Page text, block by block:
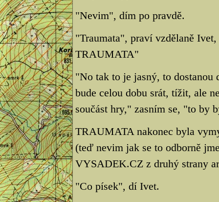
"Nevim", dím po pravdě.
"Traumata", praví vzdělaně
TRAUMATA"
"No tak to je jasný, to dostanou
bude celou dobu srát, tížit, ale
součást hry," zasním se, "to by
TRAUMATA nakonec byla
(teď nevim jak se to odborně
VYSADEK.CZ z druhý strany
"Co písek", dí Ivet.